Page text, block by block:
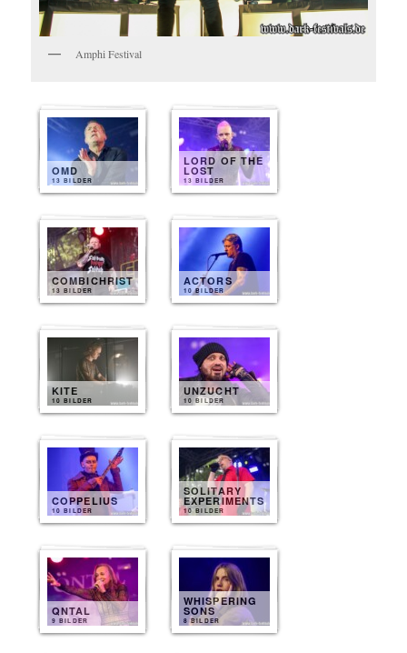
Amphi Festival
OMD
13 BILDER
LORD OF THE
LOST
13 BILDER
COMBICHRIST
13 BILDER
ACTORS
10 BILDER
KITE
10 BILDER
UNZUCHT
10 BILDER
COPPELIUS
10 BILDER
SOLITARY
EXPERIMENTS
10 BILDER
QNTAL
9 BILDER
WHISPERING
SONS
8 BILDER